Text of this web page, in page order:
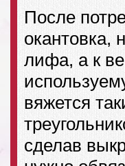
После
окантовка,
лифа, а к
вяжется
сделав